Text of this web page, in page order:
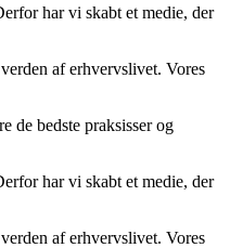
har vi skabt et medie, der
af erhvervslivet. Vores
de bedste praksisser og
har vi skabt et medie, der
af erhvervslivet. Vores